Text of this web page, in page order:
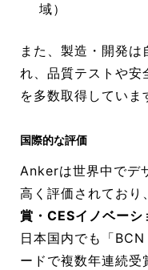
域）
また、製造・開発
れ、品質テストや安
を多数取得していま
国際的な評価
Ankerは世界中でデ
高く評価されており、
賞・CESイノベーシ
日本国内でも「
ードで複数年連続受